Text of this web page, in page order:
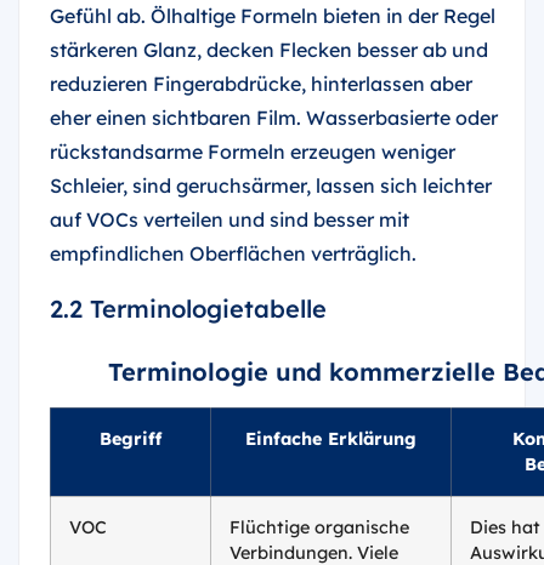
Gefühl ab. Ölhaltige Formeln bieten in der Regel
stärkeren Glanz, decken Flecken besser ab und
reduzieren Fingerabdrücke, hinterlassen aber
eher einen sichtbaren Film. Wasserbasierte oder
rückstandsarme Formeln erzeugen weniger
Schleier, sind geruchsärmer, lassen sich leichter
auf VOCs verteilen und sind besser mit
empfindlichen Oberflächen verträglich.
2.2 Terminologietabelle
Terminologie und kommerzielle
Begriff Einfache Erklärung
VOC
Flüchtige organische
Verbindungen. Viele
Dies